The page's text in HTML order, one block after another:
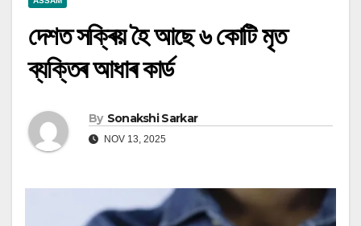
দেশত সক্ৰিয় হৈ আছে ৬ কোটি মৃত
ব্যক্তিৰ আধাৰ কাৰ্ড
By Sonakshi Sarkar
NOV 13, 2025